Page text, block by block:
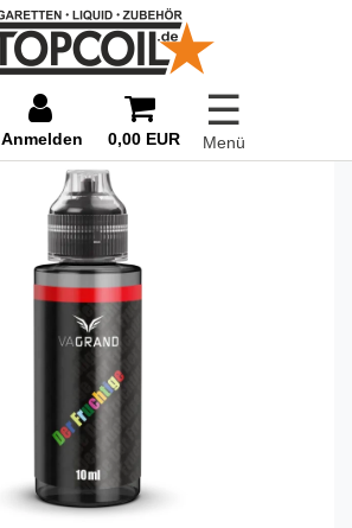
Anmelden 0,00 EUR
☰
Menü